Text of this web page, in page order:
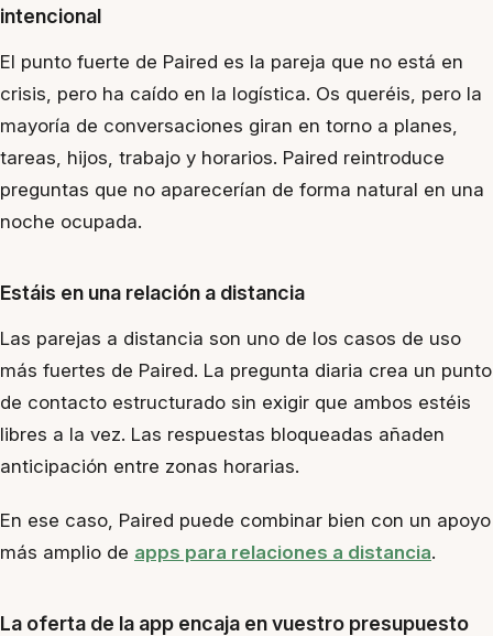
intencional
El punto fuerte de Paired es la pareja que no está en
crisis, pero ha caído en la logística. Os queréis, pero la
mayoría de conversaciones giran en torno a planes,
tareas, hijos, trabajo y horarios. Paired reintroduce
preguntas que no aparecerían de forma natural en una
noche ocupada.
Estáis en una relación a distancia
Las parejas a distancia son uno de los casos de uso
más fuertes de Paired. La pregunta diaria crea un punto
de contacto estructurado sin exigir que ambos estéis
libres a la vez. Las respuestas bloqueadas añaden
anticipación entre zonas horarias.
En ese caso, Paired puede combinar bien con un apoyo
más amplio de apps para relaciones a distancia.
La oferta de la app encaja en vuestro presupuesto